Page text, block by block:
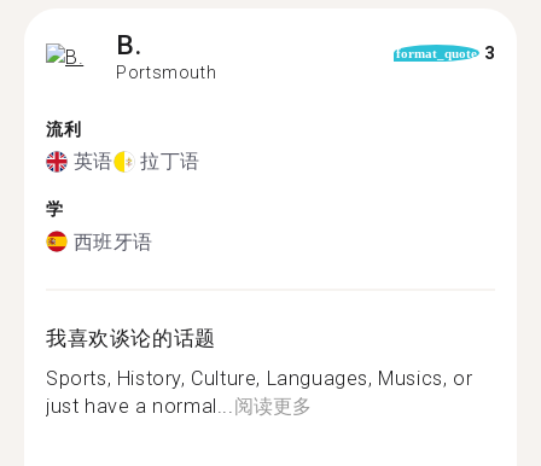
B.
Portsmouth
format_quote 3
流利
英语 拉丁语
学
西班牙语
我喜欢谈论的话题
Sports, History, Culture, Languages, Musics, or
just have a normal... 阅读更多